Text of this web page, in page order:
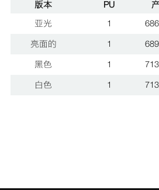
版本 PU
亚光
1
亮面的
1
黑色
1
白色
1